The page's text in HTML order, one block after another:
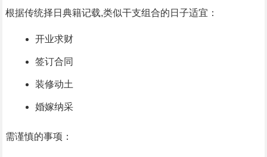
根据传统择日典籍记载,类似干支组合的日子适宜：
开业求财
签订合同
装修动土
婚嫁纳采
需谨慎的事项：